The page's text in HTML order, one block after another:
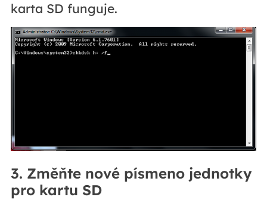
karta SD funguje.
3. Změňte nové písmeno jednotky
pro kartu SD